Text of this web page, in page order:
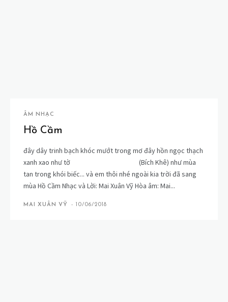
ÂM NHẠC
Hồ Cầm
đây dây trinh bạch khóc mướt trong mơ đây hồn ngọc thạch
xanh xao như tờ (Bích Khê) như mùa
tan trong khói biếc... và em thôi nhé ngoài kia trời đã sang
mùa Hồ Cầm Nhạc và Lời: Mai Xuân Vỹ Hòa âm: Mai...
MAI XUÂN VỸ - 10/06/2018